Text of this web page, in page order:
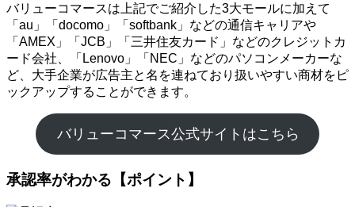
バリューコマースは上記でご紹介した3大モールに加えて
「au」「docomo」「softbank」などの通信キャリアや
「AMEX」「JCB」「三井住友カード」などのクレジットカ
ード会社、「Lenovo」「NEC」などのパソコンメーカーな
ど、大手企業が広告主と名を連ねており扱いやすい商材をピ
ックアップすることができます。
バリューコマース公式サイトはこちら
承認率がわかる【ポイント】